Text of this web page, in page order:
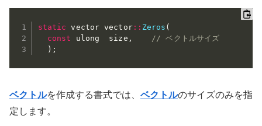
static vector vector:: Zeros (
const ulong  size ,
// ベクトルサイズ
) ;
ベクトルを作成する書式では、 ベクトルのサイズのみを指
定します。